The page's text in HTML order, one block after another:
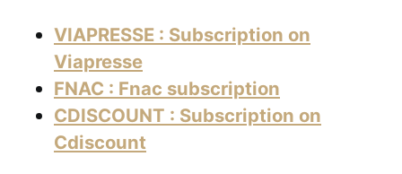
VIAPRESSE : Subscription on
Viapresse
FNAC : Fnac subscription
CDISCOUNT : Subscription on
Cdiscount